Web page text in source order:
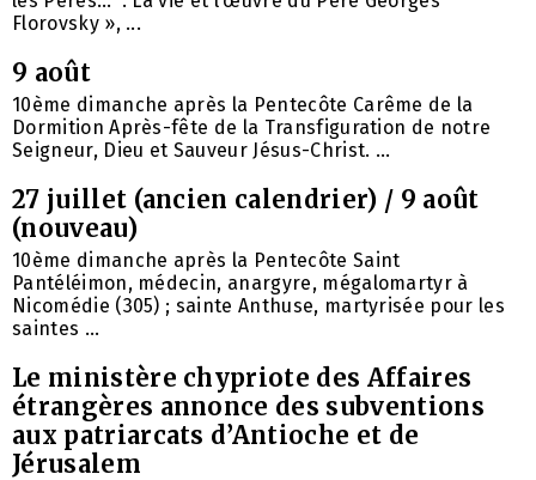
Florovsky », ...
9 août
10ème dimanche après la Pentecôte Carême de la
Dormition Après-fête de la Transfiguration de notre
Seigneur, Dieu et Sauveur Jésus-Christ. ...
27 juillet (ancien calendrier) / 9 août
(nouveau)
10ème dimanche après la Pentecôte Saint
Pantéléimon, médecin, anargyre, mégalomartyr à
Nicomédie (305) ; sainte Anthuse, martyrisée pour les
saintes ...
Le ministère chypriote des Affaires
étrangères annonce des subventions
aux patriarcats d’Antioche et de
Jérusalem